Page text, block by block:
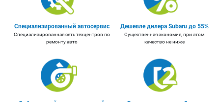
Специализированный автосервис
Специализированная сеть техцентров по
ремонту авто
Дешевле дилера Subaru до 55%
Существенная экономия, при этом
качество не ниже